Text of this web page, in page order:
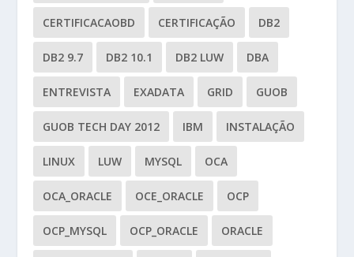
CERTIFICACAOBD CERTIFICAÇÃO DB2
DB2 9.7 DB2 10.1 DB2 LUW DBA
ENTREVISTA EXADATA GRID GUOB
GUOB TECH DAY 2012 IBM INSTALAÇÃO
LINUX LUW MYSQL OCA
OCA_ORACLE OCE_ORACLE OCP
OCP_MYSQL OCP_ORACLE ORACLE